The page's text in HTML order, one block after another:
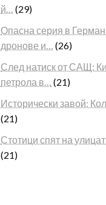
й…
(29)
Опасна серия в
дронове и…
(26)
След натиск от САЩ:
петрола в…
(21)
Исторически завой:
(21)
Стотици спят на
(21)